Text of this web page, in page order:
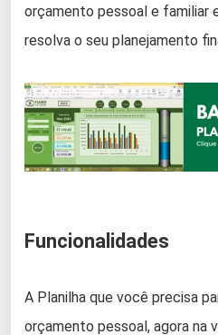
orçamento pessoal e familiar
resolva o seu planejamento
Funcionalidades
A Planilha que você precisa
orçamento pessoal, agora na